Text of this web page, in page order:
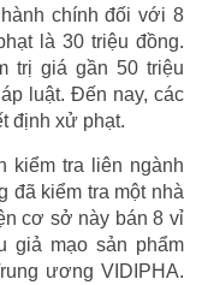
chính đối với 8
là 30 triệu đồng.
trị giá gần 50 triệu
luật. Đến nay, các
định xử phạt.
kiểm tra liên ngành
đã kiểm tra một nhà
cơ sở này bán 8 vỉ
giả mạo sản phẩm
ương VIDIPHA.